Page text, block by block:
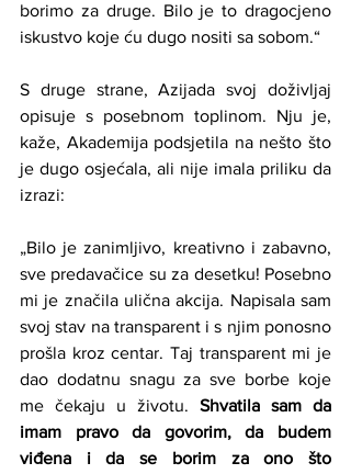
borimo za druge. Bilo je to dragocjeno
iskustvo koje ću dugo nositi sa sobom.“
S druge strane, Azijada svoj doživljaj
opisuje s posebnom toplinom. Nju je,
kaže, Akademija podsjetila na nešto što
je dugo osjećala, ali nije imala priliku da
izrazi:
„Bilo je zanimljivo, kreativno i zabavno,
sve predavačice su za desetku! Posebno
mi je značila ulična akcija. Napisala sam
svoj stav na transparent i s njim ponosno
prošla kroz centar. Taj transparent mi je
dao dodatnu snagu za sve borbe koje
me čekaju u životu. Shvatila sam da
imam pravo da govorim, da budem
viđena i da se borim za ono što